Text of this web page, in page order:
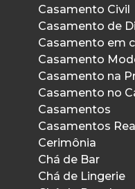
Casamento Civil
Casamento de
Casamento em
Casamento
Casamento na
Casamento no
Casamentos
Casamentos
Cerimônia
Chá de Bar
Chá de Lingerie